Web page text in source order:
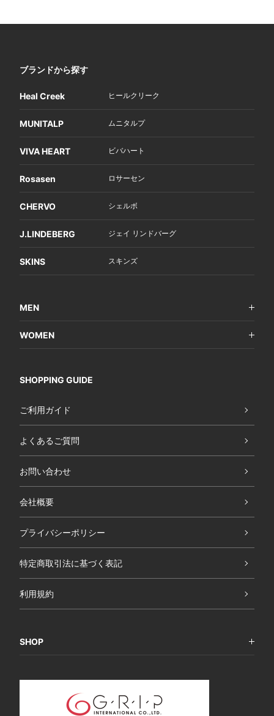
ブランドから探す
Heal Creek ヒールクリーク
MUNITALP ムニタルプ
VIVA HEART ビバハート
Rosasen ロサーセン
CHERVO シェルボ
J.LINDEBERG ジェイ リンドバーグ
SKINS スキンズ
MEN
WOMEN
SHOPPING GUIDE
ご利用ガイド
よくあるご質問
お問い合わせ
会社概要
プライバシーポリシー
特定商取引法に基づく表記
利用規約
SHOP